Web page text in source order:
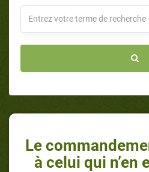
Le
à celui qui n’en